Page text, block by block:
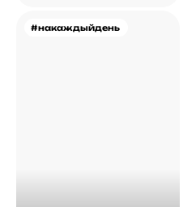
#накаждыйдень